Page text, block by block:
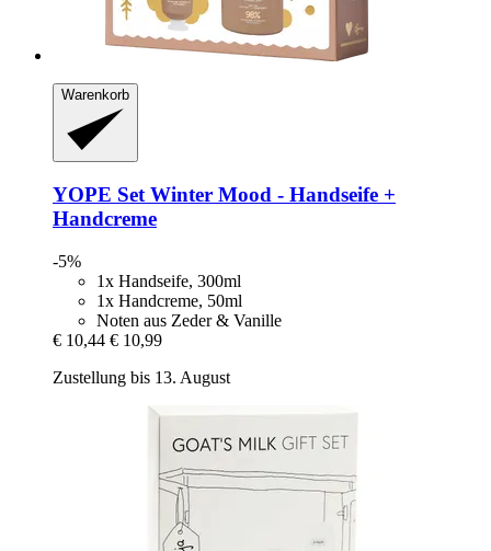
Warenkorb
YOPE Set Winter Mood -​ Handseife +
Handcreme
-5%
1x Handseife, 300ml
1x Handcreme, 50ml
Noten aus Zeder & Vanille
€ 10,44 € 10,99
Zustellung bis 13. August